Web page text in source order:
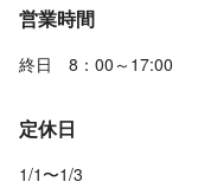
営業時間
終日 8：00～17:00
定休日
1/1〜1/3